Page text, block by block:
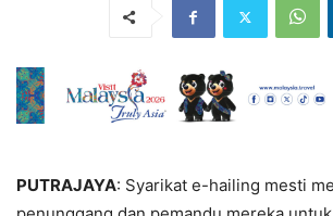
PUTRAJAYA: Syarikat e-hailing mesti